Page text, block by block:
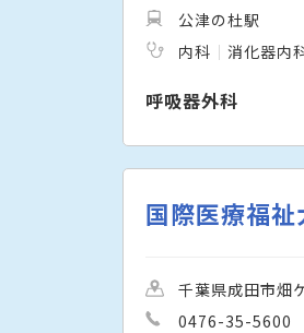
公津の杜駅
内科
消化器内
呼吸器外科
国際医療福
千葉県成田市畑
0476-35-5600